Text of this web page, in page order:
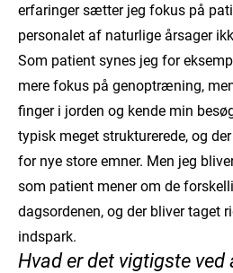
erfaringer sætter jeg fokus på
personalet af naturlige årsager
Som patient synes jeg for
mere fokus på genoptræning,
finger i jorden og kende min
typisk meget strukturerede, og
for nye store emner. Men jeg
som patient mener om de
dagsordenen, og der bliver taget
indspark.
Hvad er det vigtigste